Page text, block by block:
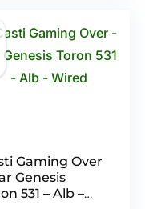
Gaming Over
Genesis
531 – Alb –